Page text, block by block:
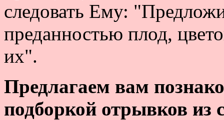
следовать Ему:
преданностью плод,
их".
Предлагаем вам
подборкой отрывков из